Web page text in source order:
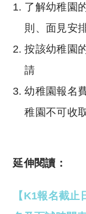
了解幼稚園
則、面見安
按該幼稚園
請
幼稚園報名
稚園不可收
延伸閱讀：
【K1報名截